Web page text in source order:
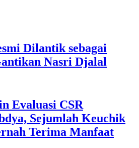
Dilantik sebagai
Nasri Djalal
Evaluasi CSR
Sejumlah Keuchik
Terima Manfaat